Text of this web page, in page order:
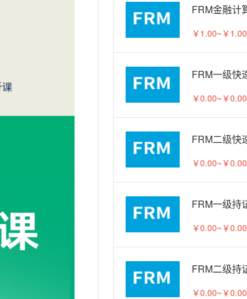
￥1.00~￥1.00
￥0.00~￥0.00
￥0.00~￥0.00
￥0.00~￥0.00
￥0.00~￥0.00